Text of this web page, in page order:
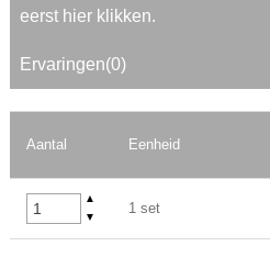
eerst hier klikken.
Ervaringen(0)
Aantal Eenheid
▲
▼
1 set